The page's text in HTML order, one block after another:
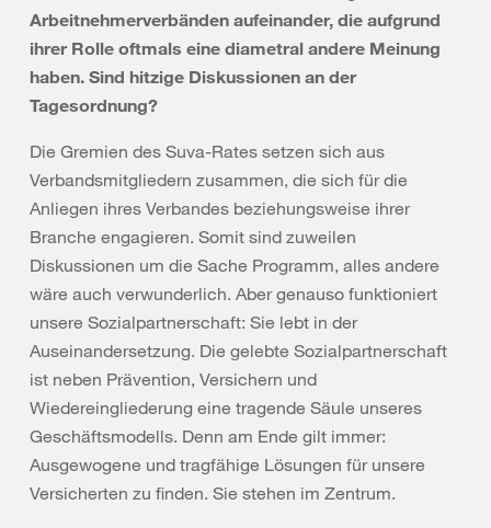
Arbeitnehmerverbänden aufeinander, die aufgrund
ihrer Rolle oftmals eine diametral andere Meinung
haben. Sind hitzige Diskussionen an der
Tagesordnung?
Die Gremien des Suva-Rates setzen sich aus
Verbandsmitgliedern zusammen, die sich für die
Anliegen ihres Verbandes beziehungsweise ihrer
Branche engagieren. Somit sind zuweilen
Diskussionen um die Sache Programm, alles andere
wäre auch verwunderlich. Aber genauso funktioniert
unsere Sozialpartnerschaft: Sie lebt in der
Auseinandersetzung. Die gelebte Sozialpartnerschaft
ist neben Prävention, Versichern und
Wiedereingliederung eine tragende Säule unseres
Geschäftsmodells. Denn am Ende gilt immer:
Ausgewogene und tragfähige Lösungen für unsere
Versicherten zu finden. Sie stehen im Zentrum.